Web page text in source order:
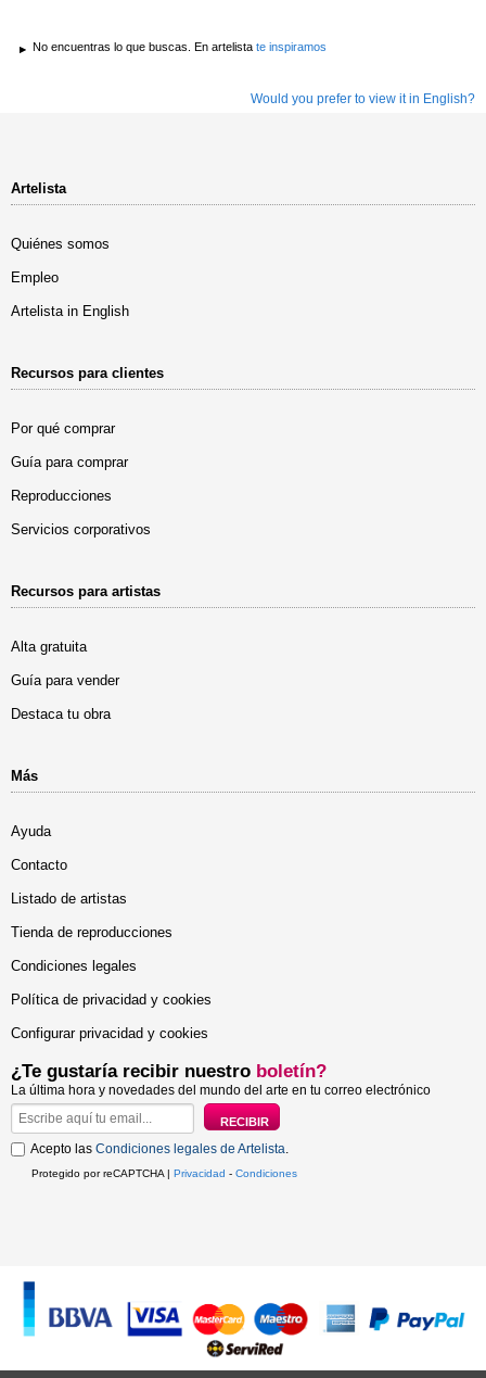
No encuentras lo que buscas. En artelista te inspiramos
Would you prefer to view it in English?
Artelista
Quiénes somos
Empleo
Artelista in English
Recursos para clientes
Por qué comprar
Guía para comprar
Reproducciones
Servicios corporativos
Recursos para artistas
Alta gratuita
Guía para vender
Destaca tu obra
Más
Ayuda
Contacto
Listado de artistas
Tienda de reproducciones
Condiciones legales
Política de privacidad y cookies
Configurar privacidad y cookies
¿Te gustaría recibir nuestro boletín?
La última hora y novedades del mundo del arte en tu correo electrónico
Acepto las Condiciones legales de Artelista
Protegido por reCAPTCHA | Privacidad - Condiciones